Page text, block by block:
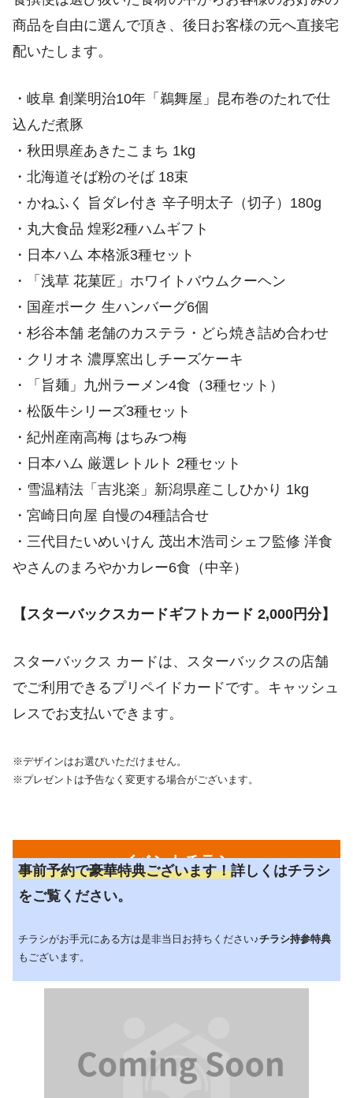
電車・バスでのアクセスルート
商品を自由に選んで頂き、後日お客様の元へ直接宅
配いたします。
・岐阜 創業明治10年「鵜舞屋」昆布巻のたれで仕
込んだ煮豚
・秋田県産あきたこまち 1kg
・北海道そば粉のそば 18束
・かねふく 旨ダレ付き 辛子明太子（切子）180g
・丸大食品 煌彩2種ハムギフト
・日本ハム 本格派3種セット
・「浅草 花菓匠」ホワイトバウムクーヘン
・国産ポーク 生ハンバーグ6個
・杉谷本舗 老舗のカステラ・どら焼き詰め合わせ
・クリオネ 濃厚窯出しチーズケーキ
・「旨麺」九州ラーメン4食（3種セット）
・松阪牛シリーズ3種セット
・紀州産南高梅 はちみつ梅
・日本ハム 厳選レトルト 2種セット
・雪温精法「吉兆楽」新潟県産こしひかり 1kg
・宮崎日向屋 自慢の4種詰合せ
・三代目たいめいけん 茂出木浩司シェフ監修 洋食
やさんのまろやかカレー6食（中辛）
【スターバックスカードギフトカード 2,000円分】
スターバックス カードは、スターバックスの店舗
でご利用できるプリペイドカードです。キャッシュ
レスでお支払いできます。
※デザインはお選びいただけません。
※プレゼントは予告なく変更する場合がございます。
イベントチラシ
事前予約で豪華特典ございます！詳しくはチラシ
をご覧ください。
チラシがお手元にある方は是非当日お持ちください♪チラシ持参特典
もございます。